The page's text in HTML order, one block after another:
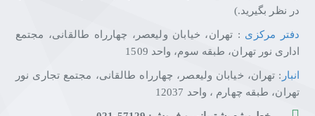
در نظر بگیرید.)
دفتر مرکزی : تهران، خیابان ولیعصر، چهارراه طالقانی، مجتمع
اداری نور تهران، طبقه سوم، واحد 1509
انبار : تهران، خیابان ولیعصر، چهارراه طالقانی، مجتمع تجاری نور
تهران، طبقه چهارم ، واحد 12037